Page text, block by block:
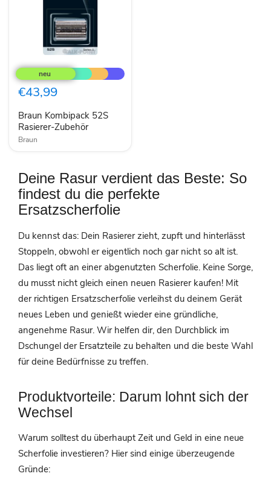
Kombipack
52S
Rasierer-
Zubehör
€43,99
Braun Kombipack 52S
Rasierer-Zubehör
Braun
Deine Rasur verdient das Beste: So
findest du die perfekte
Ersatzscherfolie
Du kennst das: Dein Rasierer zieht, zupft und hinterlässt
Stoppeln, obwohl er eigentlich noch gar nicht so alt ist.
Das liegt oft an einer abgenutzten Scherfolie. Keine Sorge,
du musst nicht gleich einen neuen Rasierer kaufen! Mit
der richtigen Ersatzscherfolie verleihst du deinem Gerät
neues Leben und genießt wieder eine gründliche,
angenehme Rasur. Wir helfen dir, den Durchblick im
Dschungel der Ersatzteile zu behalten und die beste Wahl
für deine Bedürfnisse zu treffen.
Produktvorteile: Darum lohnt sich der
Wechsel
Warum solltest du überhaupt Zeit und Geld in eine neue
Scherfolie investieren? Hier sind einige überzeugende
Gründe: